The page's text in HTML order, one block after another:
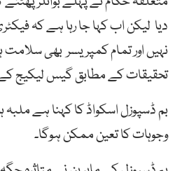
دیا لیکن اب کہا جا رہا ہے کہ
نہیں اور تمام کمپریسر بھی سلامت
تحقیقات کے مطابق گیس لیکیج
بم ڈسپوزل اسکواڈ کا کہنا ہے
وجوہات کا تعین ممکن ہوگا۔